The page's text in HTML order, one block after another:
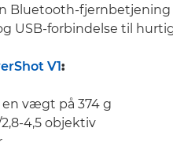
Bluetooth-fjernbetjening
USB-forbindelse til
V1:
vægt på 374 g
4,5 objektiv